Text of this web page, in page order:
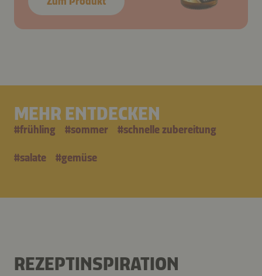
MEHR ENTDECKEN
#frühling #sommer #schnelle zubereitung
#salate #gemüse
REZEPTINSPIRATION